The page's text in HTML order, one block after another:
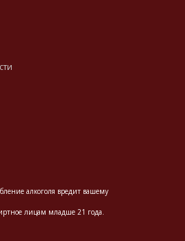
алкоголя вредит вашему
лицам младше 21 года.